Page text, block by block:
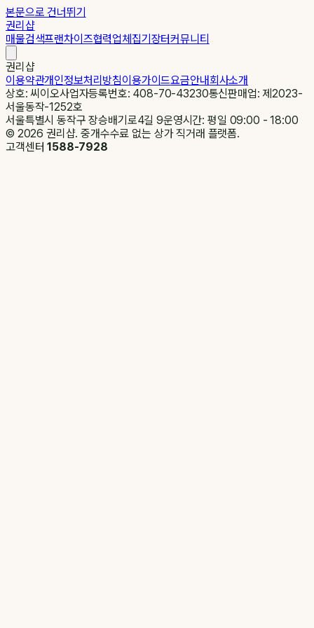
본문으로 건너뛰기
권리샵
매물검색프랜차이즈협력업체집기장터커뮤니티
권리샵
이용약관개인정보처리방침이용가이드요금안내회사소개
상호: 씨이오사업자등록번호: 408-70-43230통신판매업: 제2023-
서울동작-1252호
서울특별시 동작구 장승배기로4길 9운영시간: 평일 09:00 - 18:00
© 2026 권리샵. 중개수수료 없는 상가 직거래 플랫폼.
고객센터1588-7928